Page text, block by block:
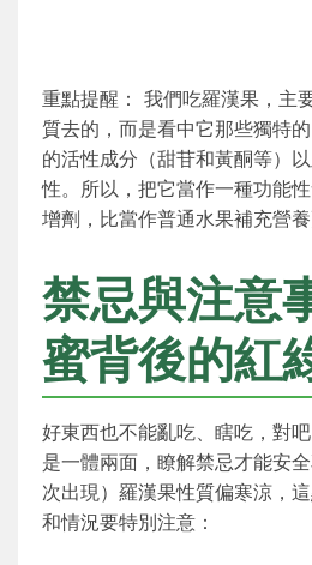
重點提醒： 我們吃羅漢果，主
質去的，而是看中它那些獨特
的活性成分（甜苷和黃酮等）
性。所以，把它當作一種功能
增劑，比當作普通水果補充營養
禁忌與注意
蜜背後的紅
好東西也不能亂吃、瞎吃，對
是一體兩面，瞭解禁忌才能安
次出現）羅漢果性質偏寒涼，
和情況要特別注意：